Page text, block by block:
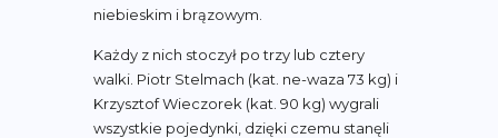
niebieskim i brązowym.
Każdy z nich stoczył po trzy lub cztery
walki. Piotr Stelmach (kat. ne-waza 73 kg) i
Krzysztof Wieczorek (kat. 90 kg) wygrali
wszystkie pojedynki, dzięki czemu stanęli